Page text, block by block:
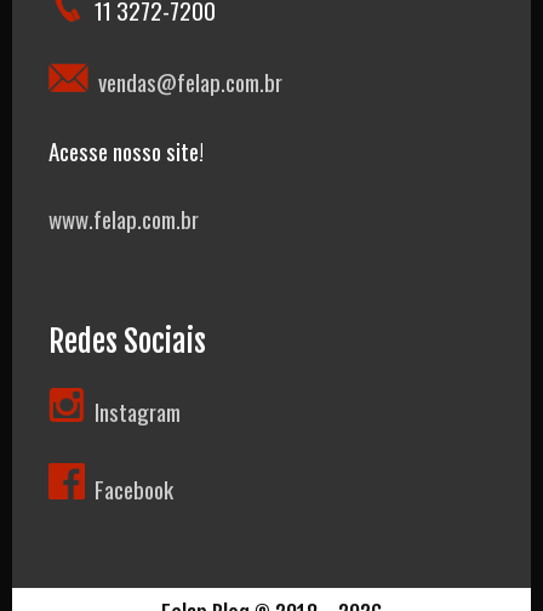
11 3272-7200
vendas@felap.com.br
Acesse nosso site!
www.felap.com.br
Redes Sociais
Instagram
Facebook